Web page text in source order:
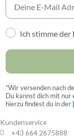
Ich stimme
*Wir versenden nach
Du kannst dich mit
hierzu findest du in der
Kundenservice
+43 664 2675888